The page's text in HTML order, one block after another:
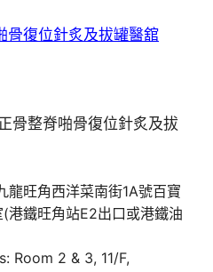
骨復位針炙及拔罐醫舘
龍旺角西洋菜南街1A號百寶
港鐵旺角站E2出口或港鐵油
Room 2 & 3, 11/F,